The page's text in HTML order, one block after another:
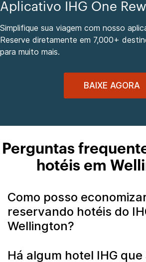
Aplicativo IHG One
Simplifique sua viagem com nosso
Reserve diretamente em 7,000+
para muito mais.
BAIXE AGORA
Perguntas
hotéis em
Como posso
reservando hotéis do
Wellington?
Há algum hotel IHG que